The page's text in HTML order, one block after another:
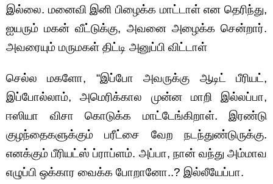
இல்லை. மனைவி இனி பிழைக்க மாட்டாள் என தெரிந்து,
ஐயரும் மகன் வீட்டுக்கு, அவனை அழைக்க சென்றார்.
அவரையும் மருமகள் திட்டி அனுப்பி விட்டாள்
செல்ல மகளோ, “இப்போ அவருக்கு ஆடிட் பீரியட்,
இப்போல்லாம், அமெரிக்கால முன்ன மாறி இல்லப்பா,
ஈஸியா விசா கொடுக்க மாட்டேங்கிறாள். இரண்டு
குழந்தைகளுக்கும் பரீட்சை வேற நடந்துண்டுருக்கு.
எனக்கும் பீரியட்ஸ் ப்ராப்ளம். அப்பா, நான் வந்து அம்மாவ
எழுப்பி ஒக்கார வைக்க போறானோ..? இல்லீயேப்பா.